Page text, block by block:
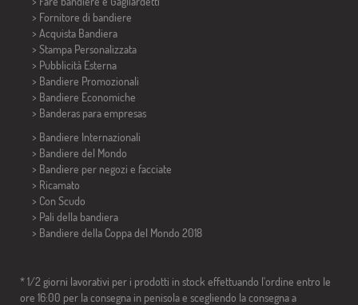
> Fornitore di bandiere
> Acquista Bandiera
> Stampa Personalizzata
> Pubblicità Esterna
> Bandiere Promozionali
> Bandiere Economiche
> Banderas para empresas
> Bandiere Internazionali
> Bandiere del Mondo
> Bandiere per negozi e facciate
> Ricamato
> Con Scudo
> Pali della bandiera
> Bandiere della Coppa del Mondo 2018
* 1/2 giorni lavorativi per i prodotti in stock effettuando l'ordine entro le
ore 16:00 per la consegna in penisola e scegliendo la consegna a